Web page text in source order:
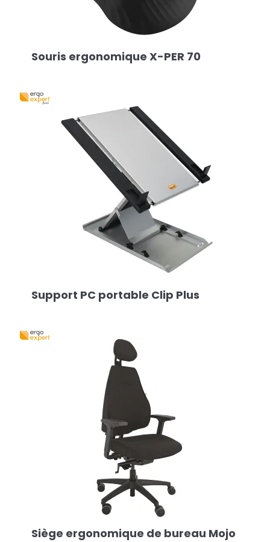
Souris ergonomique X-PER 70
Support PC portable Clip Plus
Siège ergonomique de bureau Mojo